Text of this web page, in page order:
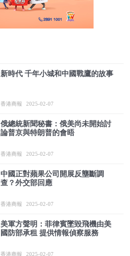
新時代 千年小城和中國戰鷹的故事
香港商報 2025-02-07
俄總統新聞秘書：俄美尚未開始討
論普京與特朗普的會晤
香港商報 2025-02-07
中國正對蘋果公司開展反壟斷調
查？外交部回應
香港商報 2025-02-07
美軍方聲明：菲律賓墜毀飛機由美
國防部承租 提供情報偵察服務
香港商報 2025-02-07